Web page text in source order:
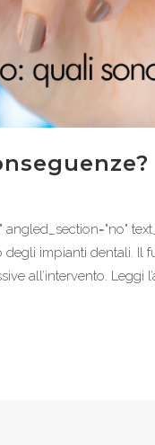
impianti dentali. Il
all’intervento. Leggi